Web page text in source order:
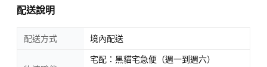
配送說明
配送方式 境內配送
宅配：黑貓宅急便（週一到週六）